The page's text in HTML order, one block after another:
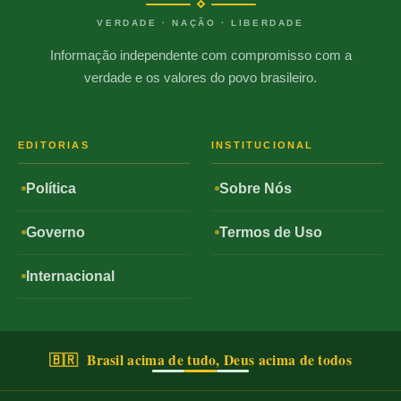
VERDADE · NAÇÃO · LIBERDADE
Informação independente com compromisso com a
verdade e os valores do povo brasileiro.
EDITORIAS
Política
Governo
Internacional
INSTITUCIONAL
Sobre Nós
Termos de Uso
🇧🇷 Brasil acima de tudo, Deus acima de todos